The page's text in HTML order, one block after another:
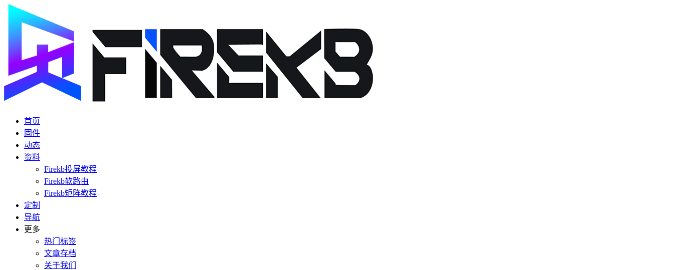
首页
固件
动态
资料
Firekb投屏教程
Firekb软路由
Firekb矩阵教程
定制
导航
更多
热门标签
文章存档
关于我们